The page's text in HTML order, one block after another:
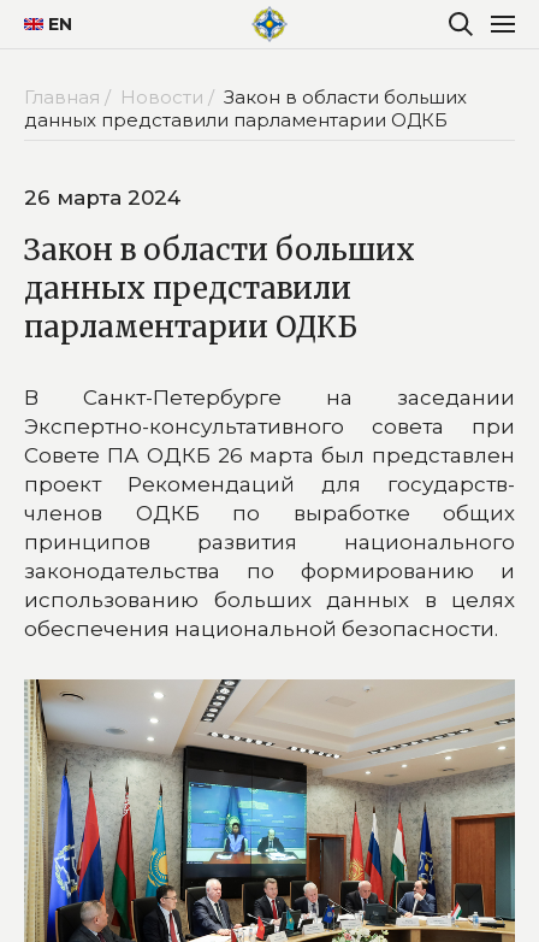
EN
Главная / Новости / Закон в области больших
данных представили парламентарии ОДКБ
26 марта 2024
Закон в области больших
данных представили
парламентарии ОДКБ
В Санкт-Петербурге на заседании
Экспертно-консультативного совета при
Совете ПА ОДКБ 26 марта был представлен
проект Рекомендаций для государств-
членов ОДКБ по выработке общих
принципов развития национального
законодательства по формированию и
использованию больших данных в целях
обеспечения национальной безопасности.